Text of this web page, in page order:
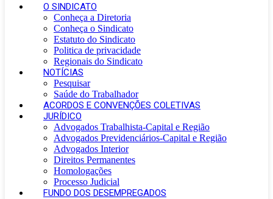
O SINDICATO
Conheça a Diretoria
Conheça o Sindicato
Estatuto do Sindicato
Politica de privacidade
Regionais do Sindicato
NOTÍCIAS
Pesquisar
Saúde do Trabalhador
ACORDOS E CONVENÇÕES COLETIVAS
JURÍDICO
Advogados Trabalhista-Capital e Região
Advogados Previdenciários-Capital e Região
Advogados Interior
Direitos Permanentes
Homologações
Processo Judicial
FUNDO DOS DESEMPREGADOS